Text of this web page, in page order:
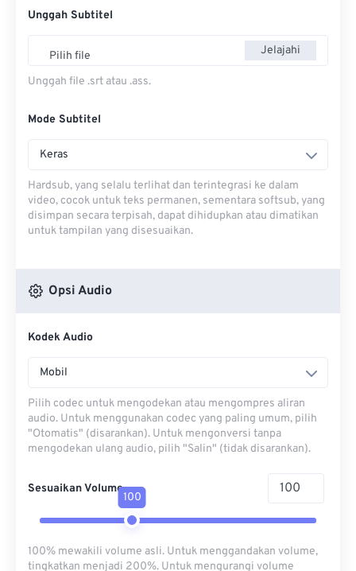
Unggah Subtitel
Pilih file Jelajahi
Unggah file .srt atau .ass.
Mode Subtitel
Keras
Hardsub, yang selalu terlihat dan terintegrasi ke dalam
video, cocok untuk teks permanen, sementara softsub, yang
disimpan secara terpisah, dapat dihidupkan atau dimatikan
untuk tampilan yang disesuaikan.
Opsi Audio
Kodek Audio
Mobil
Pilih codec untuk mengodekan atau mengompres aliran
audio. Untuk menggunakan codec yang paling umum, pilih
"Otomatis" (disarankan). Untuk mengonversi tanpa
mengodekan ulang audio, pilih "Salin" (tidak disarankan).
Sesuaikan Volume
100
100% mewakili volume asli. Untuk menggandakan volume,
tingkatkan menjadi 200%. Untuk mengurangi volume